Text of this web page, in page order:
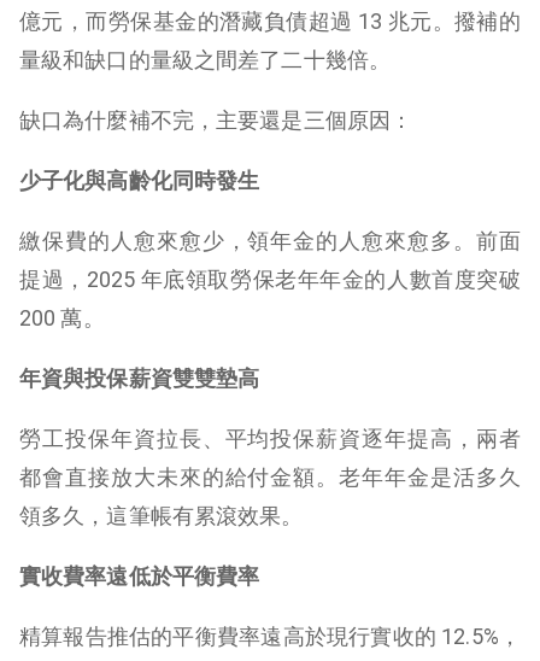
億元，而勞保基金的潛藏負債超過 13 兆元。撥補的
量級和缺口的量級之間差了二十幾倍。
缺口為什麼補不完，主要還是三個原因：
少子化與高齡化同時發生
繳保費的人愈來愈少，領年金的人愈來愈多。前面
提過，2025 年底領取勞保老年年金的人數首度突破
200 萬。
年資與投保薪資雙雙墊高
勞工投保年資拉長、平均投保薪資逐年提高，兩者
都會直接放大未來的給付金額。老年年金是活多久
領多久，這筆帳有累滾效果。
實收費率遠低於平衡費率
精算報告推估的平衡費率遠高於現行實收的 12.5%，